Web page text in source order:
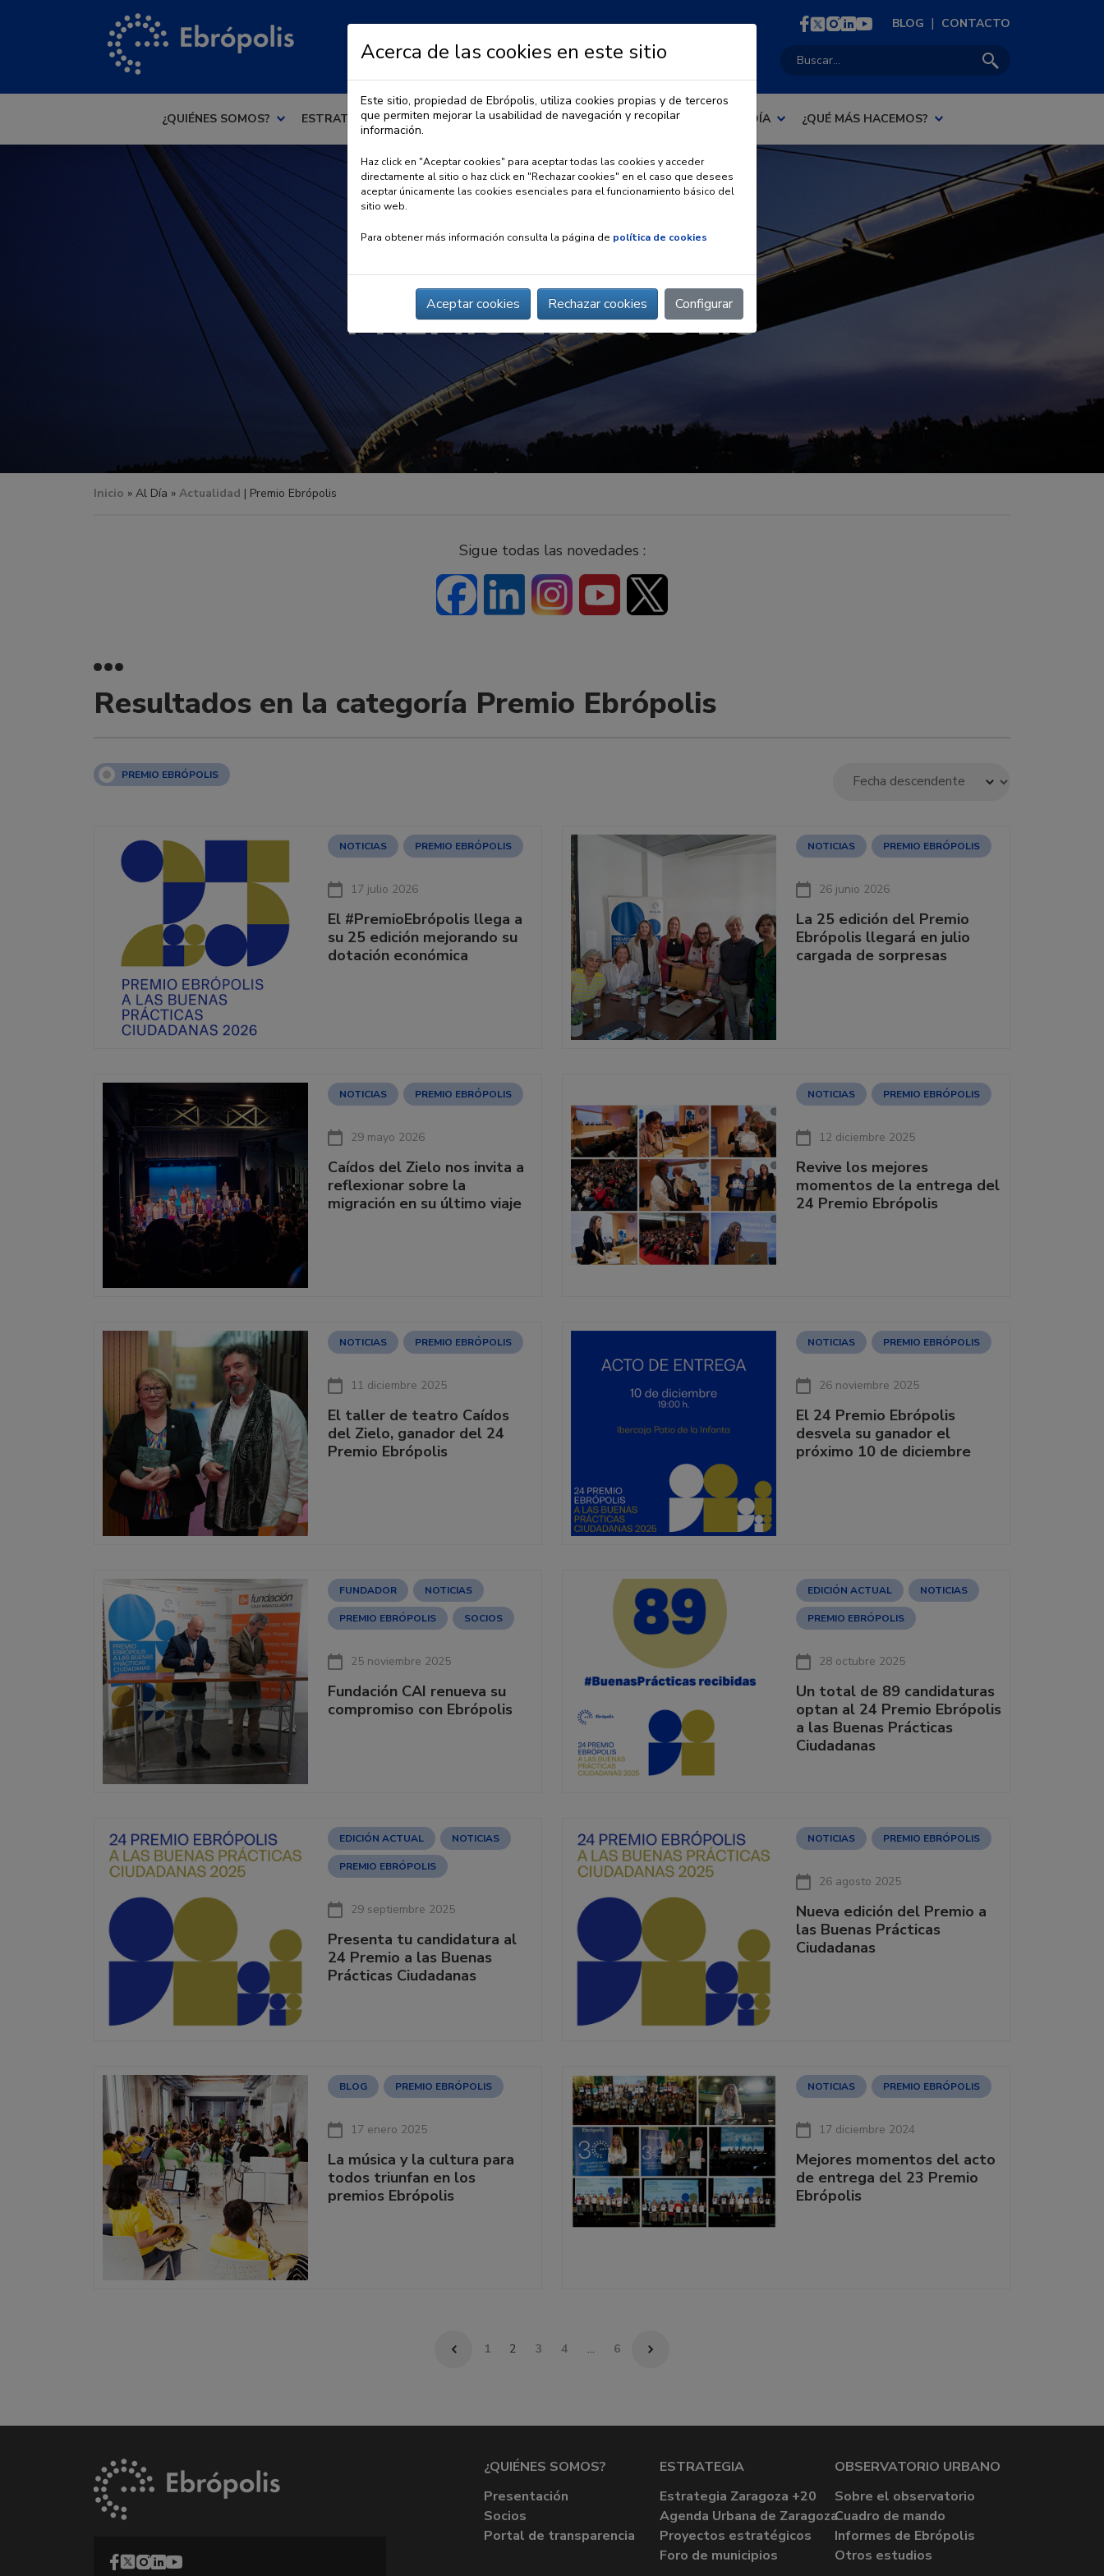
BLOG | CONTACTO
¿QUIÉNES SOMOS? ESTRATEGIA OBSERVATORIO URBANO PREMIO EBRÓPOLIS AL DÍA ¿QUÉ MÁS HACEMOS?
PREMIO EBRÓPOLIS
Inicio » Al Día » Actualidad | Premio Ebrópolis
Sigue todas las novedades :
Resultados en la categoría Premio Ebrópolis
PREMIO EBRÓPOLIS
NOTICIAS PREMIO EBRÓPOLIS
17 julio 2026
El #PremioEbrópolis llega a
su 25 edición mejorando su
dotación económica
NOTICIAS PREMIO EBRÓPOLIS
26 junio 2026
La 25 edición del Premio
Ebrópolis llegará en julio
cargada de sorpresas
NOTICIAS PREMIO EBRÓPOLIS
29 mayo 2026
Caídos del Zielo nos invita a
reflexionar sobre la
migración en su último viaje
NOTICIAS PREMIO EBRÓPOLIS
12 diciembre 2025
Revive los mejores
momentos de la entrega del
24 Premio Ebrópolis
NOTICIAS PREMIO EBRÓPOLIS
11 diciembre 2025
El taller de teatro Caídos
del Zielo, ganador del 24
Premio Ebrópolis
NOTICIAS PREMIO EBRÓPOLIS
26 noviembre 2025
El 24 Premio Ebrópolis
desvela su ganador el
próximo 10 de diciembre
FUNDADOR NOTICIAS
PREMIO EBRÓPOLIS SOCIOS
25 noviembre 2025
Fundación CAI renueva su
compromiso con Ebrópolis
EDICIÓN ACTUAL NOTICIAS
PREMIO EBRÓPOLIS
28 octubre 2025
Un total de 89 candidaturas
optan al 24 Premio Ebrópolis
a las Buenas Prácticas
Ciudadanas
EDICIÓN ACTUAL NOTICIAS
PREMIO EBRÓPOLIS
29 septiembre 2025
Presenta tu candidatura al
24 Premio a las Buenas
Prácticas Ciudadanas
NOTICIAS PREMIO EBRÓPOLIS
26 agosto 2025
Nueva edición del Premio a
las Buenas Prácticas
Ciudadanas
BLOG PREMIO EBRÓPOLIS
17 enero 2025
La música y la cultura para
todos triunfan en los
premios Ebrópolis
NOTICIAS PREMIO EBRÓPOLIS
17 diciembre 2024
Mejores momentos del acto
de entrega del 23 Premio
Ebrópolis
1 2 3 4 … 6
¿QUIÉNES SOMOS?
Presentación
Socios
Portal de transparencia
ESTRATEGIA
Estrategia Zaragoza +20
Agenda Urbana de Zaragoza
Proyectos estratégicos
Foro de municipios
OBSERVATORIO URBANO
Sobre el observatorio
Cuadro de mando
Informes de Ebrópolis
Otros estudios
Acerca de las cookies en este sitio
Este sitio, propiedad de Ebrópolis, utiliza cookies propias y de terceros
que permiten mejorar la usabilidad de navegación y recopilar
información.
Haz click en "Aceptar cookies" para aceptar todas las cookies y acceder
directamente al sitio o haz click en "Rechazar cookies" en el caso que desees
aceptar únicamente las cookies esenciales para el funcionamiento básico del
sitio web.
Para obtener más información consulta la página de política de cookies
Aceptar cookies Rechazar cookies Configurar